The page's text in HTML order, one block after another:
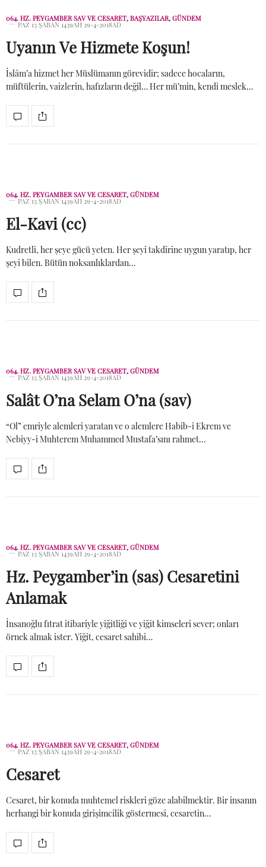
064. HZ. PEYGAMBER SAV VE CESARET, BAŞYAZILAR, GÜNDEM
PAZ 13 ŞABAN 1439AH 29-4-2018AD
Uyanın Ve Hizmete Koşun!
İslâm’a hizmet her Müslümanın görevidir; sadece hocaların,
müftülerin, vaizlerin, hafızların değil… Her mü’min, kendi meslek…
064. HZ. PEYGAMBER SAV VE CESARET, GÜNDEM
PAZ 13 ŞABAN 1439AH 29-4-2018AD
El-Kavi (cc)
Kudretli, her şeye gücü yeten. Her şeyi takdirine uygun yaratıp, her
şeyi bilen. Bütün noksanlıklardan…
064. HZ. PEYGAMBER SAV VE CESARET, GÜNDEM
PAZ 13 ŞABAN 1439AH 29-4-2018AD
Salât O’na Selam O’na (sav)
“Ol” emriyle alemleri yaratan ve o alemlere Habib-i Ekrem ve
Nebiyy-i Muhterem Muhammed Mustafa’sını rahmet…
064. HZ. PEYGAMBER SAV VE CESARET, GÜNDEM
PAZ 13 ŞABAN 1439AH 29-4-2018AD
Hz. Peygamber’in (sas) Cesaretini
Anlamak
İnsanoğlu fıtrat itibariyle yiğitliği ve yiğit kimseleri sever; onları
örnek almak ister. Yiğit, cesaret sahibi…
064. HZ. PEYGAMBER SAV VE CESARET, GÜNDEM
PAZ 13 ŞABAN 1439AH 29-4-2018AD
Cesaret
Cesaret, bir konuda muhtemel riskleri göze alabilmektir. Bir insanın
herhangi bir konuda girişimcilik göstermesi, cesaretin…